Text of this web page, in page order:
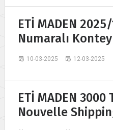
ETİ MADEN
Numaralı
10-03-2025 12-03-2025
ETİ MADEN 3000
Nouvelle